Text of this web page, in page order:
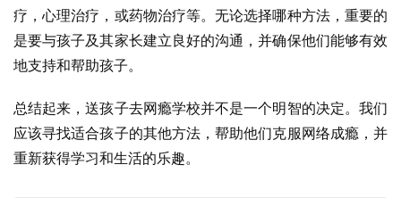
疗，心理治疗，或药物治疗等。无论选择哪种方法，重要的
是要与孩子及其家长建立良好的沟通，并确保他们能够有效
地支持和帮助孩子。
总结起来，送孩子去网瘾学校并不是一个明智的决定。我们
应该寻找适合孩子的其他方法，帮助他们克服网络成瘾，并
重新获得学习和生活的乐趣。